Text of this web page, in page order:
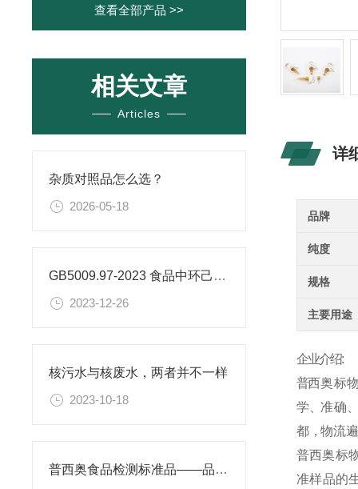
查看全部产品 >>
相关文章
Articles
杂质对照品怎么选？
2026-05-18
GB5009.97-2023 食品中环己基氨基磺酸盐的测定标准
2023-12-26
核污水与核废水，两者并不一样
2023-10-18
普西奥食品检测标准品——品类丰富，支持定制
详
品牌
纯度
规格
主要用途
企业介绍:
普西奥标物
学 、准 确
都 ，物 流
普西奥标
准样品的